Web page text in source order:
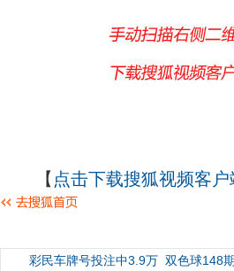
【 点击下载搜狐视频客户
彩民车牌号投注中3.9万 双色球148